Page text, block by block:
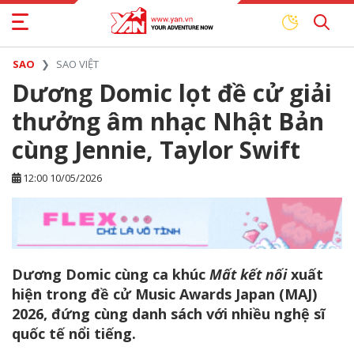
SAO SAO VIỆT
Dương Domic lọt đề cử giải
thưởng âm nhạc Nhật Bản
cùng Jennie, Taylor Swift
12:00 10/05/2026
Dương Domic cùng ca khúc Mất kết nốixuất
hiện trong đề cử Music Awards Japan (MAJ)
2026, đứng cùng danh sách với nhiều nghệ sĩ
quốc tế nổi tiếng.